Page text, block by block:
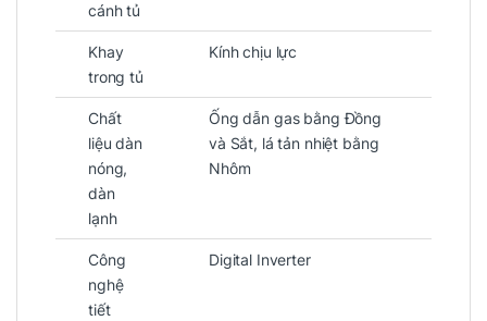
cánh tủ
Khay
trong tủ
Kính chịu lực
Chất
liệu dàn
nóng,
dàn
lạnh
Ống dẫn gas bằng Đồng
và Sắt, lá tản nhiệt bằng
Nhôm
Công
nghệ
tiết
Digital Inverter